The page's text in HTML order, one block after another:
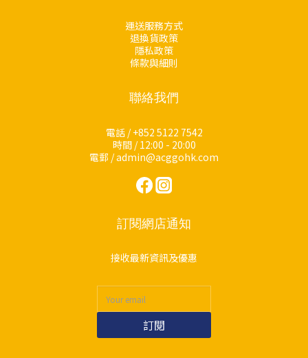
運送服務方式
退換貨政策
隱私政策
條款與細則
聯絡我們
電話 / +852 5122 7542
時間 / 12:00 - 20:00
電郵 / admin@acggohk.com
訂閱網店通知
接收最新資訊及優惠
訂閱